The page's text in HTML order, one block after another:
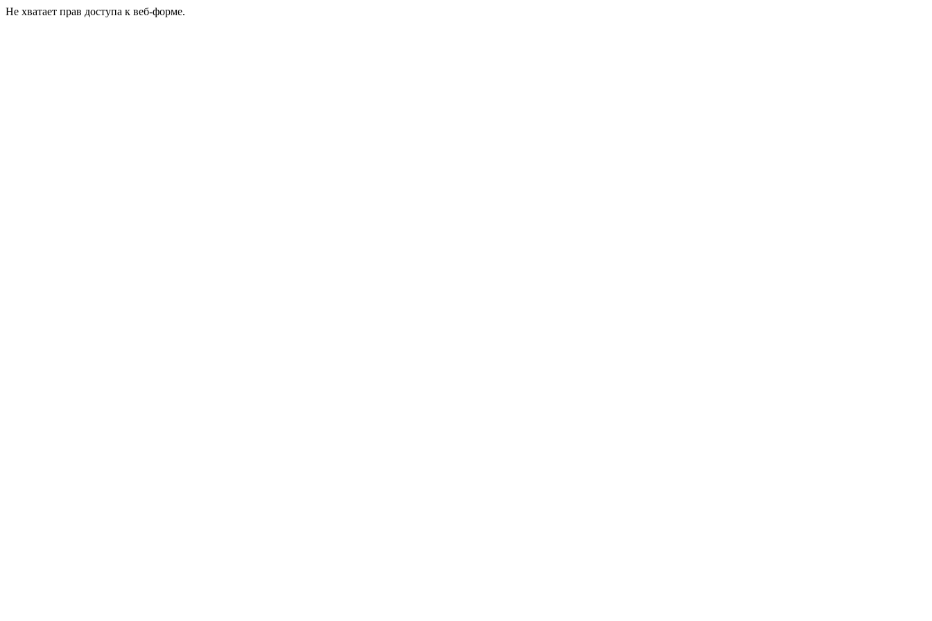
Не хватает прав доступа к веб-форме.